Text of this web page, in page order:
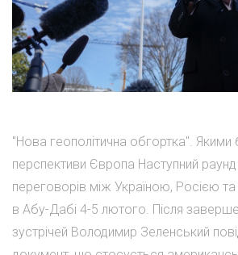
"Нова геополітична обгортка". Якими
перспективи Європа Наступний раунд
переговорів між Україною, Росією
в Абу-Дабі 4-5 лютого. Після
зустрічей Володимир Зеленський